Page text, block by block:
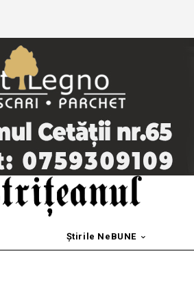
Știrile NeBUNE